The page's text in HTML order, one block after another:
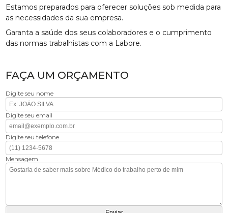
Estamos preparados para oferecer soluções sob medida para
as necessidades da sua empresa.
Garanta a saúde dos seus colaboradores e o cumprimento
das normas trabalhistas com a Labore.
FAÇA UM ORÇAMENTO
Digite seu nome
Digite seu email
Digite seu telefone
Mensagem